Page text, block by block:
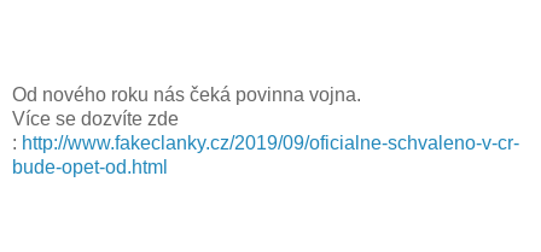
Od nového roku nás čeká povinna vojna.
Více se dozvíte zde
: http://www.fakeclanky.cz/2019/09/oficialne-schvaleno-v-cr-
bude-opet-od.html